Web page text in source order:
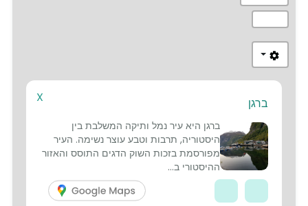
X ברגן
ברגן היא עיר נמל ותיקה המשלבת בין
היסטוריה, תרבות וטבע עוצר נשימה. העיר
מפורסמת בזכות השוק הדגים התוסס והאזור
ההיסטורי ב...